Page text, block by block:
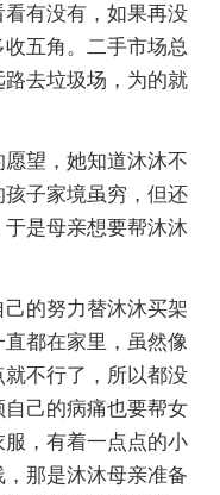
有没有，如果再没
五角。二手市场总
去垃圾场，为的就
望，她知道沐沐不
子家境虽穷，但还
是母亲想要帮沐沐
的努力替沐沐买架
都在家里，虽然像
不行了，所以都没
己的病痛也要帮女
，有着一点点的小
那是沐沐母亲准备